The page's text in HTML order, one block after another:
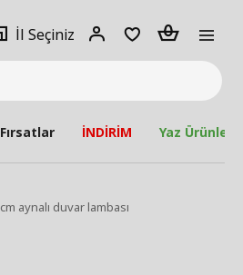
İl Seçiniz
Giriş
Adet
Fırsatlar İNDİRİM Yaz Ürünleri
aynalı duvar lambası